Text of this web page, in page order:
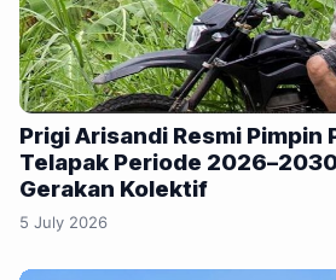
Prigi Arisandi Resmi Pimpin
Telapak Periode
Gerakan Kolektif
5 July 2026